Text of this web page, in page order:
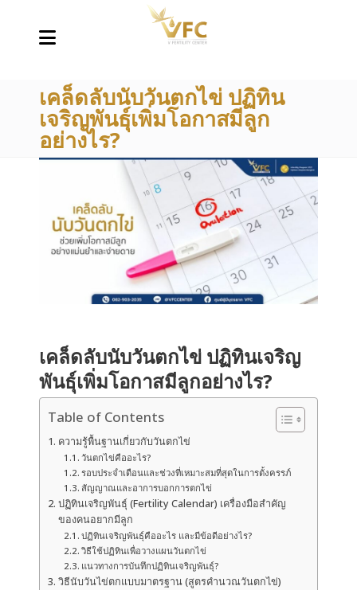
เคล็ดลับนับวันตกไข่ ปฏิทิน
เจริญพันธุ์เพิ่มโอกาสมีลูก
อย่างไร?
เคล็ดลับนับวันตกไข่ ปฏิทินเจริญ
พันธุ์เพิ่มโอกาสมีลูกอย่างไร?
Table of Contents
ความรู้พื้นฐานเกี่ยวกับวันตกไข่
วันตกไข่คืออะไร?
รอบประจำเดือนและช่วงที่เหมาะสมที่สุดในการตั้งครรภ์
สัญญาณและอาการบอกการตกไข่
ปฏิทินเจริญพันธุ์ (Fertility Calendar) เครื่องมือสำคัญ
ของคนอยากมีลูก
ปฏิทินเจริญพันธุ์คืออะไร และมีข้อดีอย่างไร?
วิธีใช้ปฏิทินเพื่อวางแผนวันตกไข่
แนวทางการบันทึกปฏิทินเจริญพันธุ์?
วิธีนับวันไข่ตกแบบมาตรฐาน (สูตรคำนวณวันตกไข่)